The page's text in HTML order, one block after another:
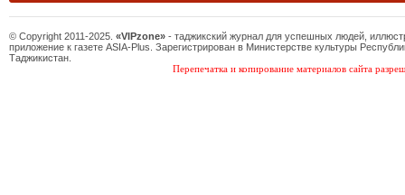
© Copyright 2011-2025. «VIPzone» - таджикский журнал для успешных людей,
приложение к газете ASIA-Plus. Зарегистрирован в Министерстве культуры
Таджикистан.
Перепечатка и копирование материалов сайта